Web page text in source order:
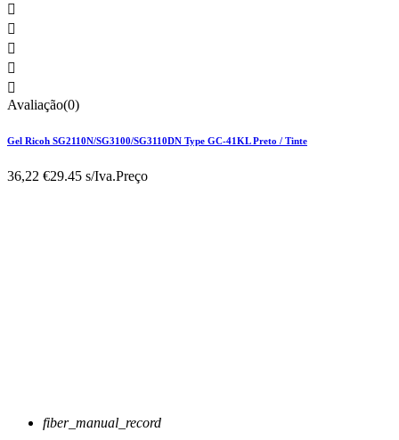





Avaliação(0)
Gel Ricoh SG2110N/SG3100/SG3110DN Type GC-41KL Preto / Tinte
36,22 €29.45 s/Iva.Preço
fiber_manual_record